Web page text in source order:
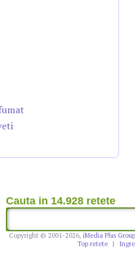
Cauta in 14.928 retete
Copyright © 2001-2026, iMedia Plus Group
Top retete
|